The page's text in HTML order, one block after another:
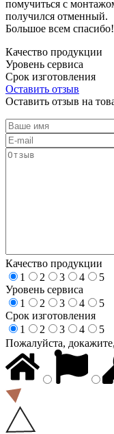
помучиться с
получился отменный.
Большое всем
Качество продукции
Уровень сервиса
Срок изготовления
Оставить отзыв
Оставить отзыв на
Качество продукции
1
2 3 4
5
Уровень сервиса
1
2 3 4
5
Срок изготовления
1
2 3 4
5
Пожалуйста,